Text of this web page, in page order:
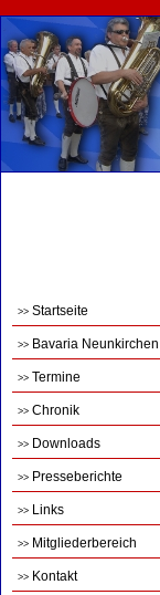
>> Startseite
>> Bavaria Neunkirchen
>> Termine
>> Chronik
>> Downloads
>> Presseberichte
>> Links
>> Mitgliederbereich
>> Kontakt